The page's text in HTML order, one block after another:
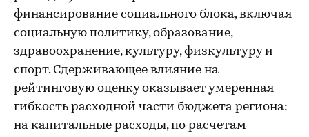
финансирование социального блока, включая
социальную политику, образование,
здравоохранение, культуру, физкультуру и
спорт. Сдерживающее влияние на
рейтинговую оценку оказывает умеренная
гибкость расходной части бюджета региона:
на капитальные расходы, по расчетам